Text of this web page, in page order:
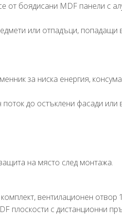
боядисани MDF панели с
или отпадъци, попадащи
за ниска енергия,
до остъклени фасади или
на място след монтажа.
вентилационен отвор
плоскости с дистанционни